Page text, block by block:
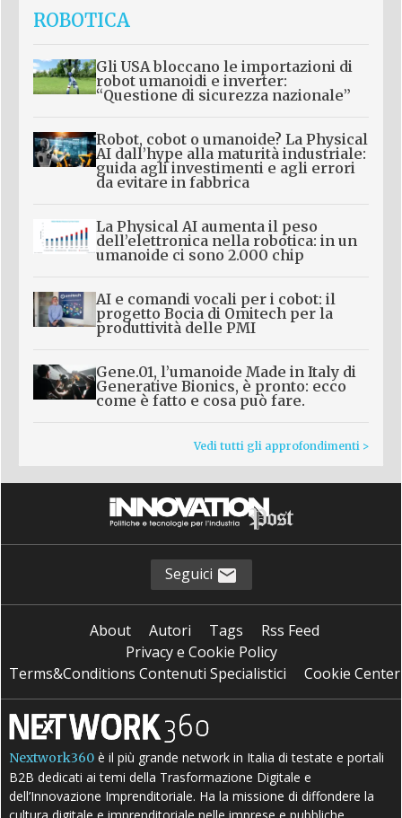
ROBOTICA
Gli USA bloccano le importazioni di
robot umanoidi e inverter:
“Questione di sicurezza nazionale”
Robot, cobot o umanoide? La Physical
AI dall’hype alla maturità industriale:
guida agli investimenti e agli errori
da evitare in fabbrica
La Physical AI aumenta il peso
dell’elettronica nella robotica: in un
umanoide ci sono 2.000 chip
AI e comandi vocali per i cobot: il
progetto Bocia di Omitech per la
produttività delle PMI
Gene.01, l’umanoide Made in Italy di
Generative Bionics, è pronto: ecco
come è fatto e cosa può fare.
Vedi tutti gli approfondimenti >
Seguici
About Autori Tags
Rss Feed
Privacy e Cookie Policy
Terms&Conditions Contenuti Specialistici
Cookie Center
Nextwork360 è il più grande network in Italia di testate e portali
B2B dedicati ai temi della Trasformazione Digitale e
dell’Innovazione Imprenditoriale. Ha la missione di diffondere la